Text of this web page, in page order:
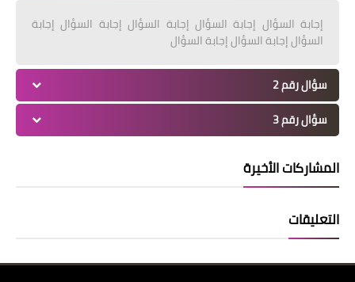
إجابة السؤال إجابة السؤال إجابة السؤال إجابة السؤال إجابة
السؤال إجابة السؤال إجابة السؤال
سؤال رقم 2
سؤال رقم 3
المشاركات الأخيرة
التعليقات